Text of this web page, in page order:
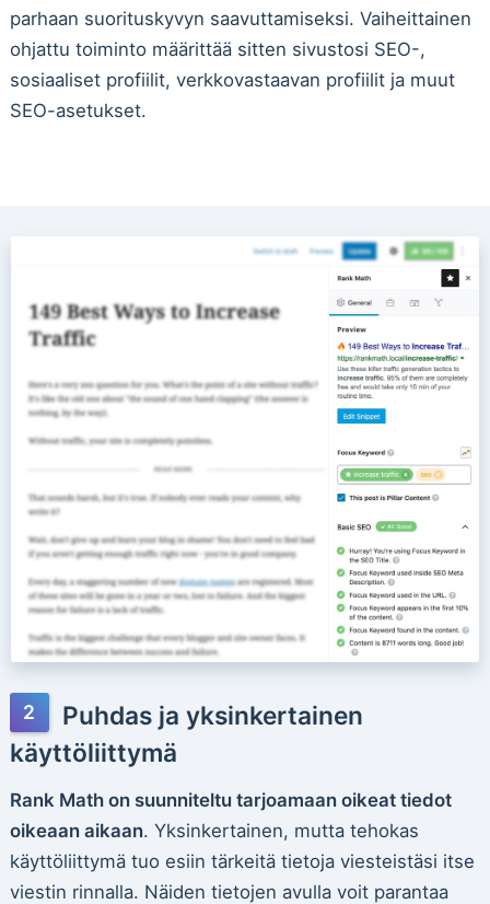
parhaan suorituskyvyn saavuttamiseksi. Vaiheittainen
ohjattu toiminto määrittää sitten sivustosi SEO-,
sosiaaliset profiilit, verkkovastaavan profiilit ja muut
SEO-asetukset.
Puhdas ja yksinkertainen
käyttöliittymä
Rank Math on suunniteltu tarjoamaan oikeat tiedot
oikeaan aikaan. Yksinkertainen, mutta tehokas
käyttöliittymä tuo esiin tärkeitä tietoja viesteistäsi itse
viestin rinnalla. Näiden tietojen avulla voit parantaa